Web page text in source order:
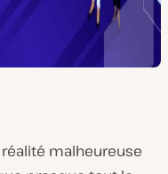
malheureuse